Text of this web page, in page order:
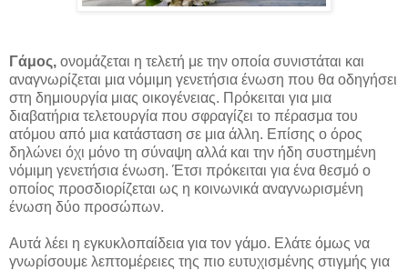
Γάμος, ονομάζεται η τελετή με την οποία συνιστάται και
αναγνωρίζεται μια νόμιμη γενετήσια ένωση που θα οδηγήσει
στη δημιουργία μιας οικογένειας. Πρόκειται για μια
διαβατήρια τελετουργία που σφραγίζει το πέρασμα του
ατόμου από μια κατάσταση σε μια άλλη. Επίσης ο όρος
δηλώνει όχι μόνο τη σύναψη αλλά και την ήδη συστημένη
νόμιμη γενετήσια ένωση. Έτσι πρόκειται για ένα θεσμό ο
οποίος προσδιορίζεται ως η κοινωνικά αναγνωρισμένη
ένωση δύο προσώπων.
Αυτά λέει η εγκυκλοπαίδεια για τον γάμο. Ελάτε όμως να
γνωρίσουμε λεπτομέρειες της πιο ευτυχισμένης στιγμής για